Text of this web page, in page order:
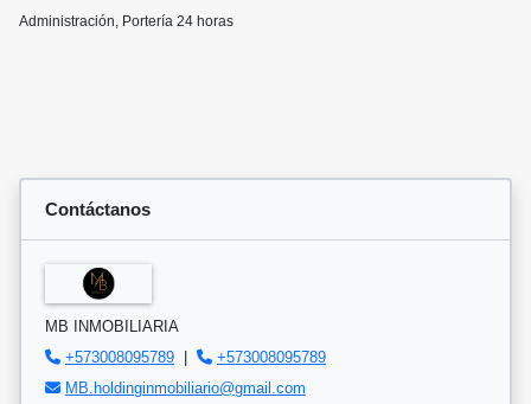
Administración, Portería 24 horas
Contáctanos
MB INMOBILIARIA
+573008095789 |
+573008095789
MB.holdinginmobiliario@gmail.com